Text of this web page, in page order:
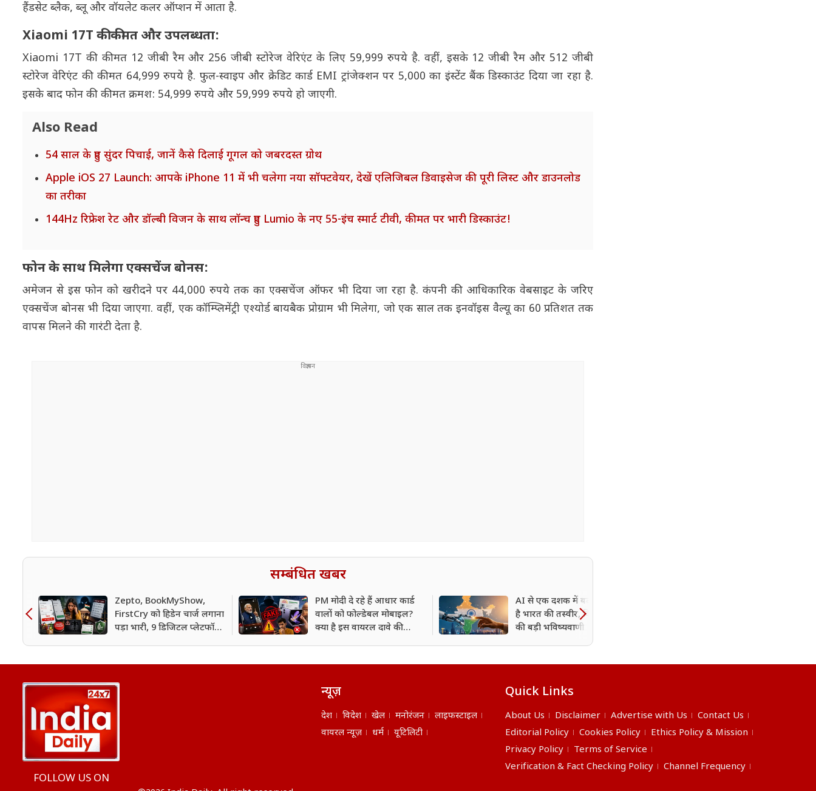
हैंडसेट ब्लैक, ब्लू और वॉयलेट कलर ऑप्शन में आता है.
Xiaomi 17T की कीमत और उपलब्धता:
Xiaomi 17T की कीमत 12 जीबी रैम और 256 जीबी स्टोरेज वेरिएंट के लिए 59,999 रुपये है. वहीं, इसके 12 जीबी रैम और 512 जीबी
स्टोरेज वेरिएंट की कीमत 64,999 रुपये है. फुल-स्वाइप और क्रेडिट कार्ड EMI ट्रांजेक्शन पर 5,000 का इंस्टेंट बैंक डिस्काउंट दिया जा रहा है.
इसके बाद फोन की कीमत क्रमश: 54,999 रुपये और 59,999 रुपये हो जाएगी.
Also Read
54 साल के हुए सुंदर पिचाई, जानें कैसे दिलाई गूगल को जबरदस्त ग्रोथ
Apple iOS 27 Launch: आपके iPhone 11 में भी चलेगा नया सॉफ्टवेयर, देखें एलिजिबल डिवाइसेज की पूरी लिस्ट और डाउनलोड
का तरीका
144Hz रिफ्रेश रेट और डॉल्बी विजन के साथ लॉन्च हुए Lumio के नए 55-इंच स्मार्ट टीवी, कीमत पर भारी डिस्काउंट!
फोन के साथ मिलेगा एक्सचेंज बोनस:
अमेजन से इस फोन को खरीदने पर 44,000 रुपये तक का एक्सचेंज ऑफर भी दिया जा रहा है. कंपनी की आधिकारिक वेबसाइट के जरिए
एक्सचेंज बोनस भी दिया जाएगा. वहीं, एक कॉम्प्लिमेंट्री एश्योर्ड बायबैक प्रोग्राम भी मिलेगा, जो एक साल तक इनवॉइस वैल्यू का 60 प्रतिशत तक
वापस मिलने की गारंटी देता है.
सम्बंधित खबर
Zepto, BookMyShow,
FirstCry को हिडेन चार्ज लगाना
पड़ा भारी, 9 डिजिटल प्लेटफॉर्म्स
PM मोदी दे रहे हैं आधार कार्ड
वालों को फोल्डेबल मोबाइल?
क्या है इस वायरल दावे की
AI से एक दशक में बदल सकती
है भारत की तस्वीर, विश्व बैंक ने
की बड़ी भविष्यवाणी
FOLLOW US ON
न्यूज़
देश विदेश खेल मनोरंजन
लाइफस्टाइल
वायरल न्यूज़
धर्म यूटिलिटी
Quick Links
About Us Disclaimer Advertise with Us
Contact Us
Editorial Policy
Cookies Policy
Ethics Policy & Mission
Privacy Policy
Terms of Service
Verification & Fact Checking Policy
Channel Frequency